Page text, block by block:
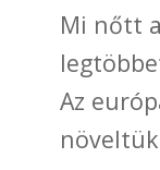
Mi nőtt
Az